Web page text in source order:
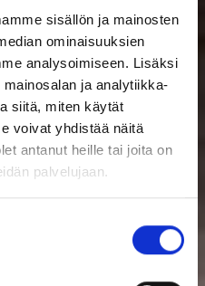
sisällön ja mainosten
ominaisuuksien
analysoimiseen. Lisäksi
ja analytiikka-
siitä, miten käytät
voivat yhdistää näitä
antanut heille tai joita on
palvelujaan.